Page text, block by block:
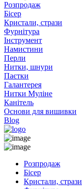
Розпродаж
Бісер
Кристали, стрази
Фурнітура
Інструмент
Намистини
Перли
Нитки, шнури
Паєтки
Галантерея
Нитки Муліне
Канітель
Основи для вишивки
Blog
Розпродаж
Бісер
Кристали, стрази